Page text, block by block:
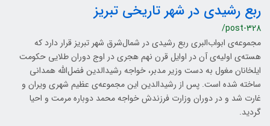
ربع رشیدی در شهر تاریخی تبریز
/post-328
مجموعه‌ی ابواب‌البری ربع رشیدی در شمال‌شرق شهر تبریز قرار دارد که
هسته‌ی اولیه‌ی آن در اوایل قرن نهم هجری در اوج دوران طلایی حکومت
ایلخانان مغول به دست وزیر مدبر، خواجه رشیدالدین فضل‌الله همدانی
ساخته شده است. پس از رشیدالدین این مجموعه‌ی عظیم شهری ویران و
غارت شد و در دوران وزارت فرزندش خواجه محمد دوباره مرمت و احیا
گردید.